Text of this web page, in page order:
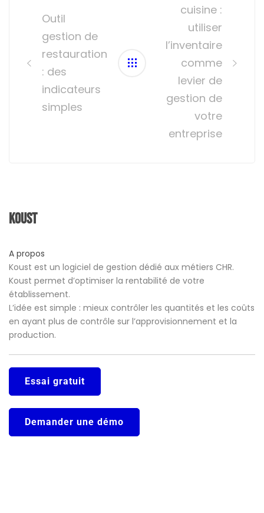
Outil
gestion de
restauration
: des
indicateurs
simples
cuisine :
utiliser
l’inventaire
comme
levier de
gestion de
votre
entreprise
Koust
A propos
Koust est un logiciel de gestion dédié aux métiers CHR.
Koust permet d’optimiser la rentabilité de votre
établissement.
L’idée est simple : mieux contrôler les quantités et les coûts
en ayant plus de contrôle sur l’approvisionnement et la
production.
Essai gratuit
Demander une démo